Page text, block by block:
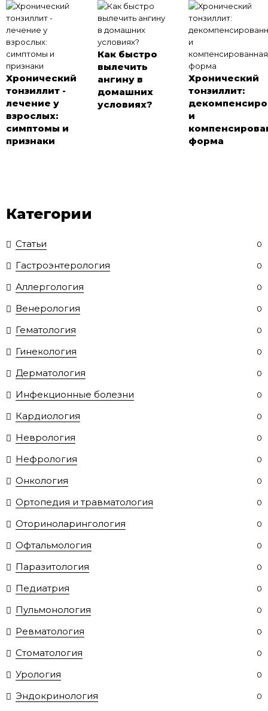
Хронический
тонзиллит -
лечение у
взрослых:
симптомы и
признаки
Как быстро
вылечить
ангину в
домашних
условиях?
Хронический
тонзиллит:
и
форма
Категории
Статьи 0
Гастроэнтерология 0
Аллергология 0
Венерология 0
Гематология 0
Гинекология 0
Дерматология 0
Инфекционные болезни 0
Кардиология 0
Неврология 0
Нефрология 0
Онкология 0
Ортопедия и травматология 0
Оториноларингология 0
Офтальмология 0
Паразитология 0
Педиатрия 0
Пульмонология 0
Ревматология 0
Стоматология 0
Урология 0
Эндокринология 0